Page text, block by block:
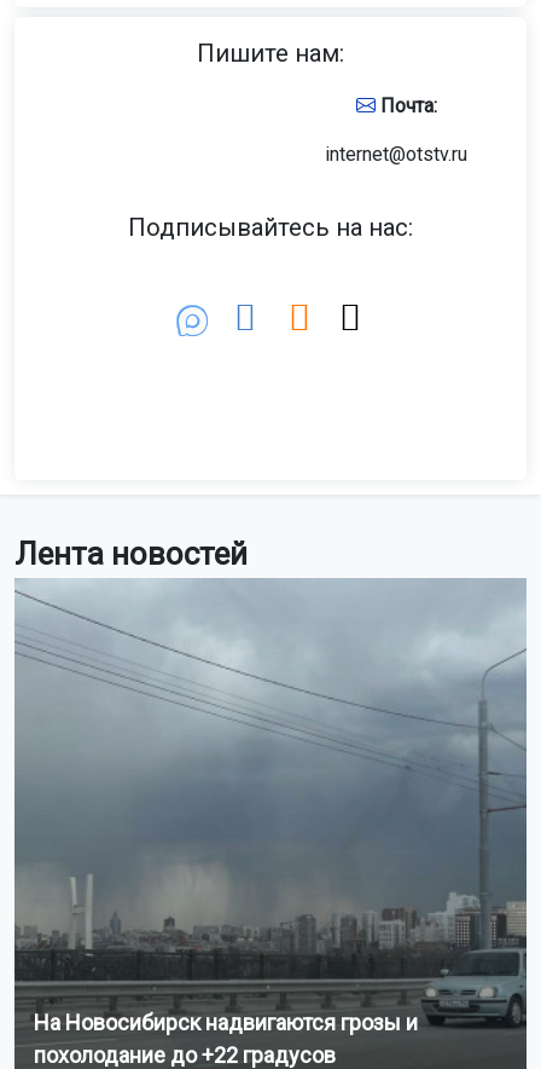
Лента новостей
На Новосибирск надвигаются грозы и
похолодание до +22 градусов
Пишите нам:
Почта:
internet@otstv.ru
Подписывайтесь на нас: